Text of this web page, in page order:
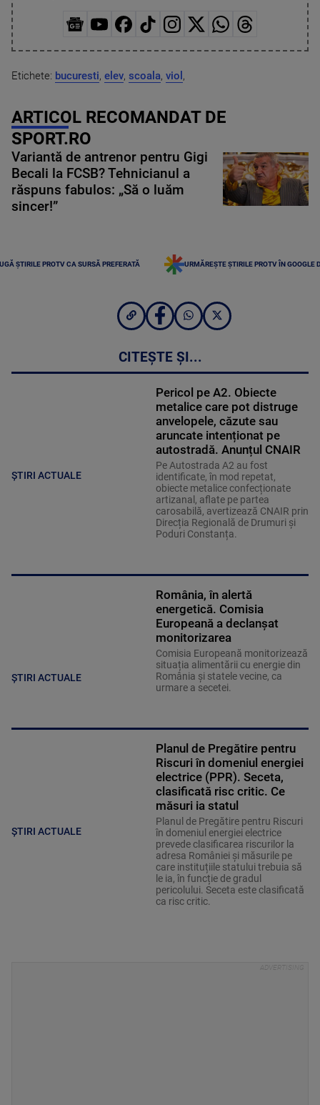
Etichete: bucuresti, elev, scoala, viol ,
ARTICOL RECOMANDAT DE
SPORT.RO
Variantă de antrenor pentru Gigi
Becali la FCSB? Tehnicianul a
răspuns fabulos: „Să o luăm
sincer!”
ȘTIRILE PROTV CA SURSĂ PREFERATĂ URMĂREȘTE ȘTIRILE PROTV ÎN GOOGLE
CITEȘTE ȘI...
ȘTIRI ACTUALE
Pericol pe A2. Obiecte
metalice care pot distruge
anvelopele, căzute sau
aruncate intenționat pe
autostradă. Anunțul CNAIR
Pe Autostrada A2 au fost
identificate, în mod repetat,
obiecte metalice confecționate
artizanal, aflate pe partea
carosabilă, avertizează CNAIR prin
Direcția Regională de Drumuri și
Poduri Constanța.
ȘTIRI ACTUALE
România, în alertă
energetică. Comisia
Europeană a declanșat
monitorizarea
Comisia Europeană monitorizează
situația alimentării cu energie din
România și statele vecine, ca
urmare a secetei.
ȘTIRI ACTUALE
Planul de Pregătire pentru
Riscuri în domeniul energiei
electrice (PPR). Seceta,
clasificată risc critic. Ce
măsuri ia statul
Planul de Pregătire pentru Riscuri
în domeniul energiei electrice
prevede clasificarea riscurilor la
adresa României și măsurile pe
care instituțiile statului trebuia să
le ia, în funcție de gradul
pericolului. Seceta este clasificată
ca risc critic.